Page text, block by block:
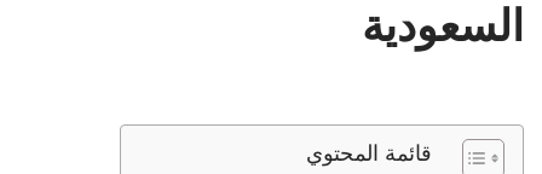
السعودية
قائمة المحتوي